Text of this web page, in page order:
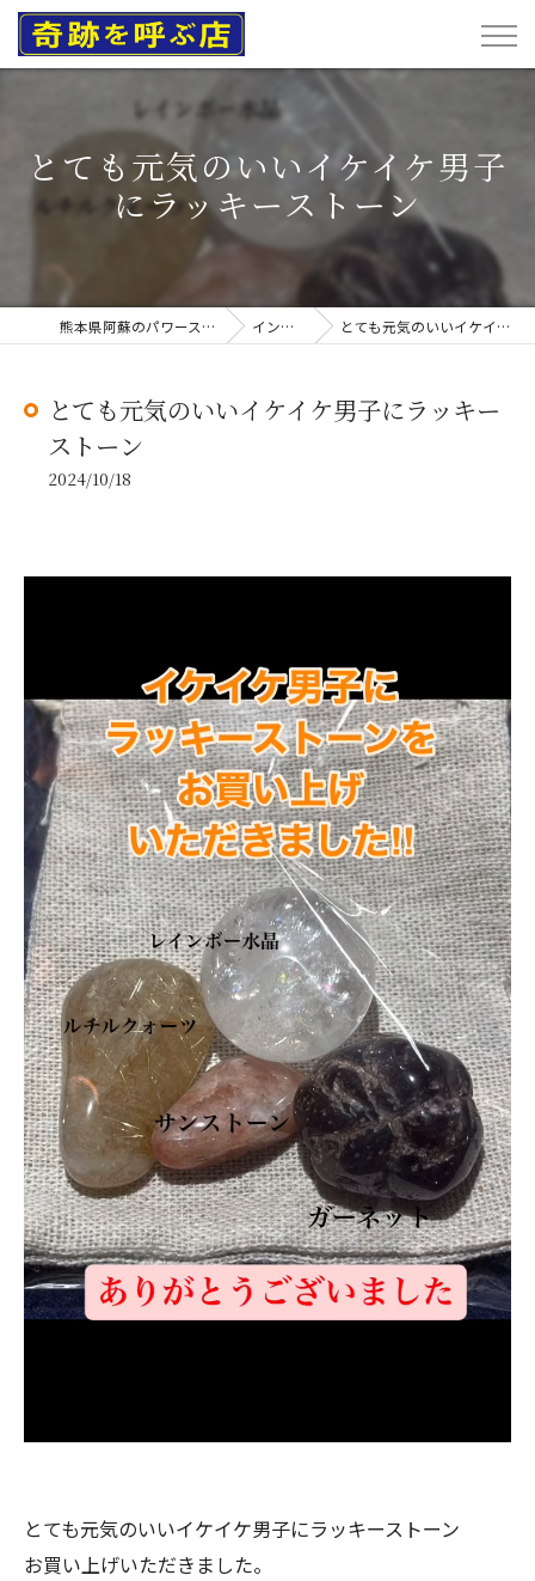
とても元気のいいイケイケ男子
にラッキーストーン
熊本県阿蘇のパワーストーンなら奇跡を呼ぶ店 インスタグラム とても元気のいいイケイケ男子にラッキーストーン
とても元気のいいイケイケ男子にラッキー
ストーン
2024/10/18
とても元気のいいイケイケ男子にラッキーストーン
お買い上げいただきました。